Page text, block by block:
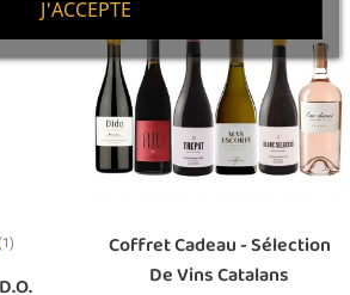
J'ACCEPTE
Coffret Cadeau - Sélection
De Vins Catalans